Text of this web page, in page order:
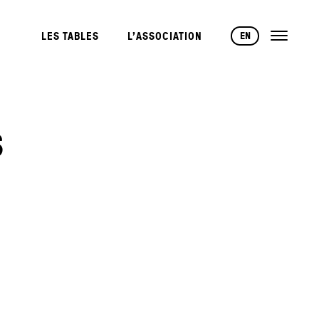
LES TABLES L’ASSOCIATION EN